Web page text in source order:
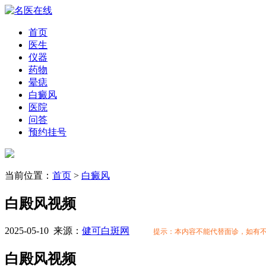
首页
医生
仪器
药物
晕痣
白癜风
医院
问答
预约挂号
当前位置： 首页 > 白癜风
白殿风视频
2025-05-10 来源： 健可白斑网 提示：本内容不能代替面诊，如有
白殿风视频